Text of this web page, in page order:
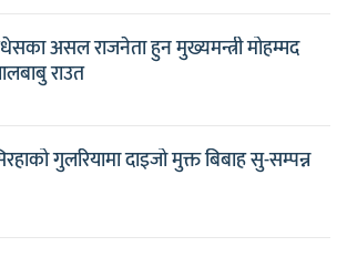
असल राजनेता हुन मुख्यमन्त्री मोहम्मद
राउत
गुलरियामा दाइजो मुक्त बिबाह सु-सम्पन्न